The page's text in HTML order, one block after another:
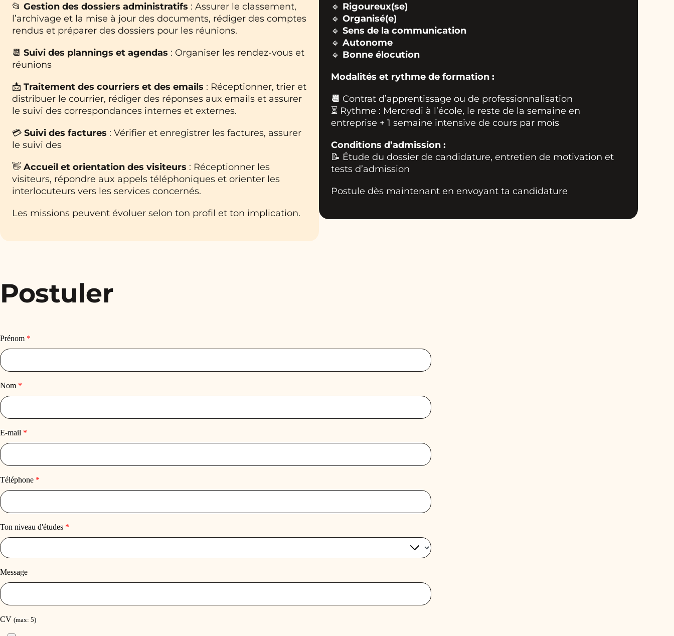
📂 Gestion des dossiers administratifs : Assurer le classement,
l’archivage et la mise à jour des documents, rédiger des comptes
rendus et préparer des dossiers pour les réunions.
📆 Suivi des plannings et agendas : Organiser les rendez-vous et
réunions
📩 Traitement des courriers et des emails : Réceptionner, trier et
distribuer le courrier, rédiger des réponses aux emails et assurer
le suivi des correspondances internes et externes.
💳 Suivi des factures : Vérifier et enregistrer les factures, assurer
le suivi des
👋 Accueil et orientation des visiteurs : Réceptionner les
visiteurs, répondre aux appels téléphoniques et orienter les
interlocuteurs vers les services concernés.
Les missions peuvent évoluer selon ton profil et ton implication.
🔹 Rigoureux(se)
🔹 Organisé(e)
🔹 Sens de la communication
🔹 Autonome
🔹 Bonne élocution
Modalités et rythme de formation :
📆 Contrat d’apprentissage ou de professionnalisation
⏳ Rythme : Mercredi à l’école, le reste de la semaine en
entreprise + 1 semaine intensive de cours par mois
Conditions d’admission :
📝 Étude du dossier de candidature, entretien de motivation et
tests d’admission
Postule dès maintenant en envoyant ta candidature
Postuler